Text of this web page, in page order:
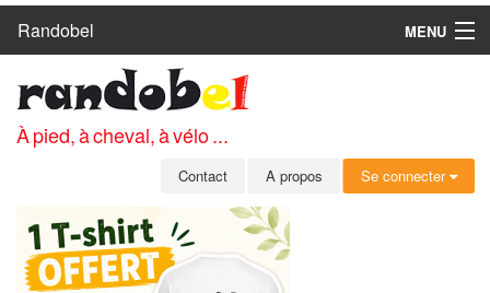
Randobel
MENU
CIRCUITS
CLUBS
MEMBRES
SE CONNECTER
À pied, à cheval, à vélo ...
Contact A propos Se connecter